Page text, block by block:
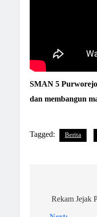
SMAN 5
dan membangun
Tagged: Berita
posRekam Jejak